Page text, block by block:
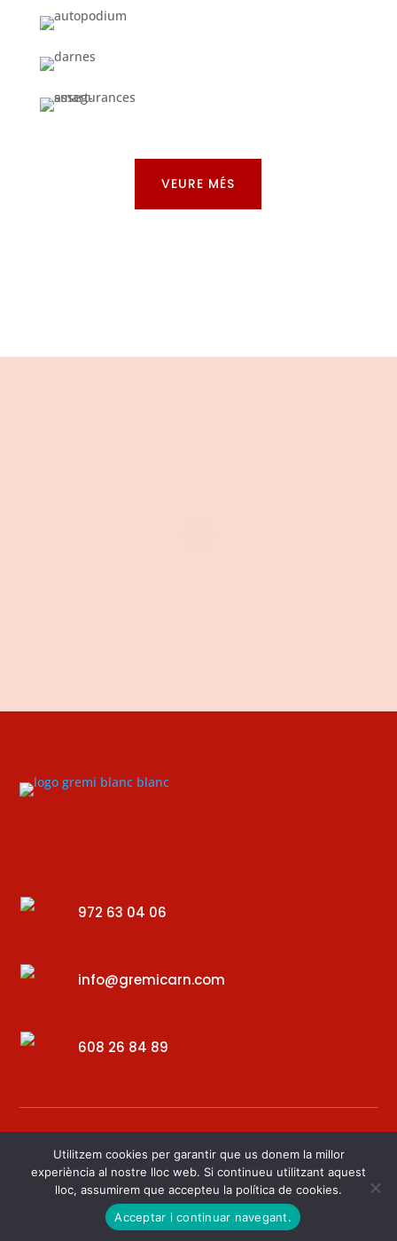
VEURE MÉS
972 63 04 06
info@gremicarn.com
608 26 84 89
Desenvolupat per – Digital34
Utilitzem cookies per garantir que us donem la millor
experiència al nostre lloc web. Si continueu utilitzant aquest
lloc, assumirem que accepteu la política de cookies.
Acceptar i continuar navegant.